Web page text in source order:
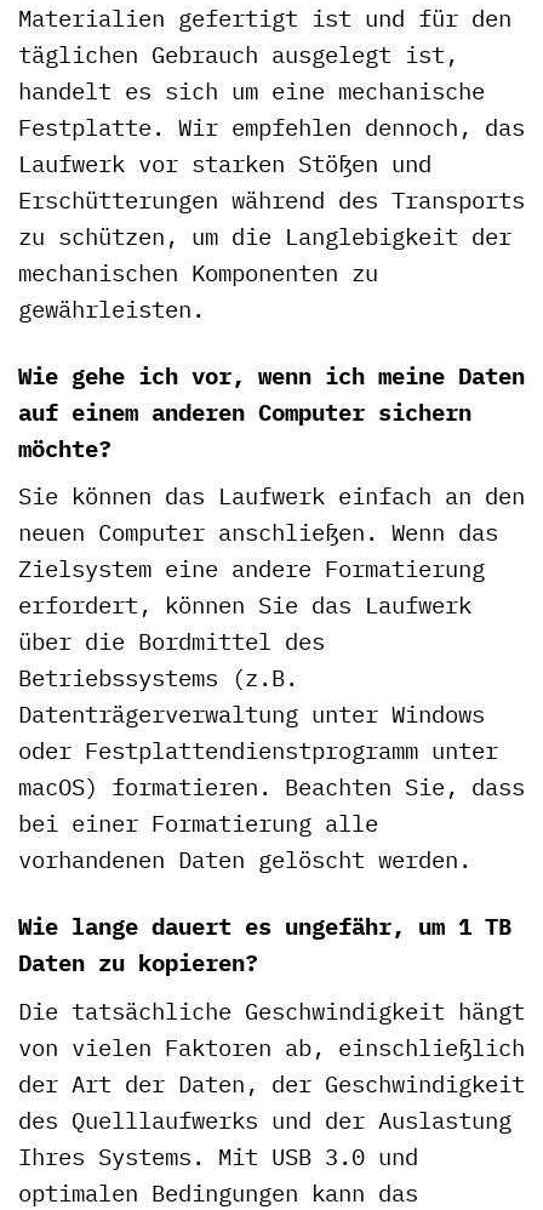
Materialien gefertigt ist und für den
täglichen Gebrauch ausgelegt ist,
handelt es sich um eine mechanische
Festplatte. Wir empfehlen dennoch, das
Laufwerk vor starken Stößen und
Erschütterungen während des Transports
zu schützen, um die Langlebigkeit der
mechanischen Komponenten zu
gewährleisten.
Wie gehe ich vor, wenn ich meine Daten
auf einem anderen Computer sichern
möchte?
Sie können das Laufwerk einfach an den
neuen Computer anschließen. Wenn das
Zielsystem eine andere Formatierung
erfordert, können Sie das Laufwerk
über die Bordmittel des
Betriebssystems (z.B.
Datenträgerverwaltung unter Windows
oder Festplattendienstprogramm unter
macOS) formatieren. Beachten Sie, dass
bei einer Formatierung alle
vorhandenen Daten gelöscht werden.
Wie lange dauert es ungefähr, um 1 TB
Daten zu kopieren?
Die tatsächliche Geschwindigkeit hängt
von vielen Faktoren ab, einschließlich
der Art der Daten, der Geschwindigkeit
des Quelllaufwerks und der Auslastung
Ihres Systems. Mit USB 3.0 und
optimalen Bedingungen kann das